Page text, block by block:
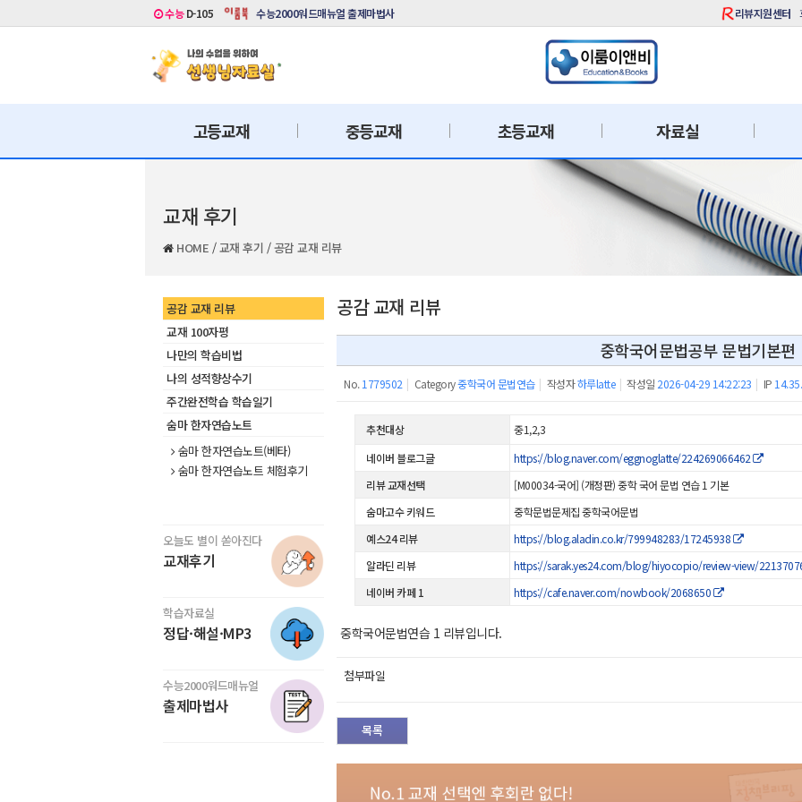
수능D-105 수능2000워드매뉴얼 출제마법사 리뷰지원센터
고등교재 중등교재 초등교재 자료실
교재 후기
HOME /교재 후기 /공감 교재 리뷰
공감 교재 리뷰
교재 100자평
나만의 학습비법
나의 성적향상수기
주간완전학습 학습일기
숨마 한자연습노트
숨마 한자연습노트(베타)
숨마 한자연습노트 체험후기
오늘도 별이 쏟아진다
교재후기
학습자료실
정답·해설·MP3
수능2000워드매뉴얼
출제마법사
공감 교재 리뷰
중학국어문법공부 문법기본편
No. 1779502 | Category중학국어 문법연습 | 작성자하루latte | 작성일 2026-04-29 14:22:23 | IP
추천대상
중1,2,3
네이버 블로그글
https://blog.naver.com/eggnoglatte/224269066462
리뷰 교재선택
[M00034-국어] (개정판) 중학 국어 문법 연습 1 기본
숨마고수 키워드
중학문법문제집 중학국어문법
예스24 리뷰
https://blog.aladin.co.kr/799948283/17245938
알라딘 리뷰
https://sarak.yes24.com/blog/hiyocopio/review-view/
네이버 카페 1
https://cafe.naver.com/nowbook/2068650
중학국어문법연습 1 리뷰입니다.
첨부파일
목록